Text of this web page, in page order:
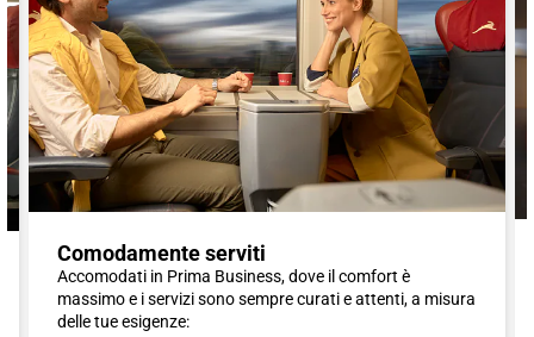
Comodamente serviti
Accomodati in Prima Business, dove il comfort è
massimo e i servizi sono sempre curati e attenti, a misura
delle tue esigenze: